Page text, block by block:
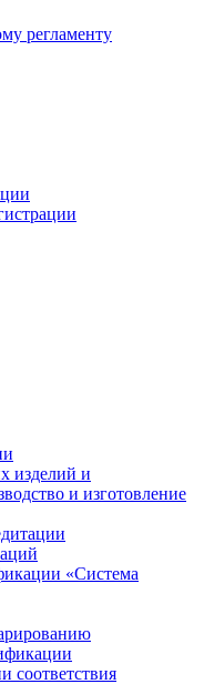
регламенту
изделий и
и изготовление
«Система
соответствия